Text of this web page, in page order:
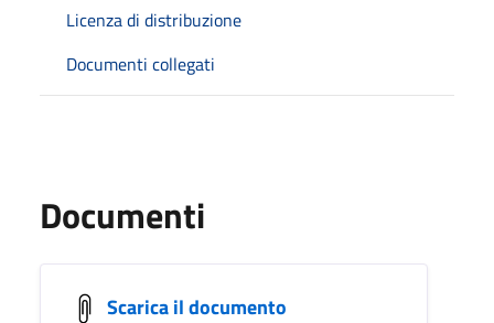
Licenza di distribuzione
Documenti collegati
Documenti
Scarica il documento